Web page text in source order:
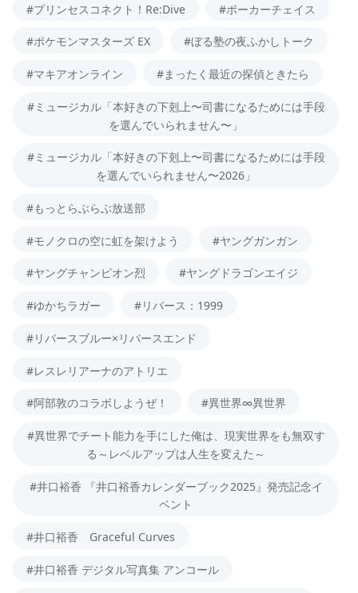
#プリンセスコネクト！Re:Dive #ポーカーチェイス
#ポケモンマスターズ EX #ぼる塾の夜ふかしトーク
#マキアオンライン #まったく最近の探偵ときたら
#ミュージカル「本好きの下剋上〜司書になるためには手段
を選んでいられません〜」
#ミュージカル「本好きの下剋上〜司書になるためには手段
を選んでいられません〜2026」
#もっとらぶらぶ放送部
#モノクロの空に虹を架けよう #ヤングガンガン
#ヤングチャンピオン烈 #ヤングドラゴンエイジ
#ゆかちラガー #リバース：1999
#リバースブルー×リバースエンド
#レスレリアーナのアトリエ
#阿部敦のコラボしようぜ！ #異世界∞異世界
#異世界でチート能力を手にした俺は、現実世界をも無双す
る～レベルアップは人生を変えた～
#井口裕香 『井口裕香カレンダーブック2025』発売記念イ
ベント
#井口裕香 Graceful Curves
#井口裕香 デジタル写真集 アンコール